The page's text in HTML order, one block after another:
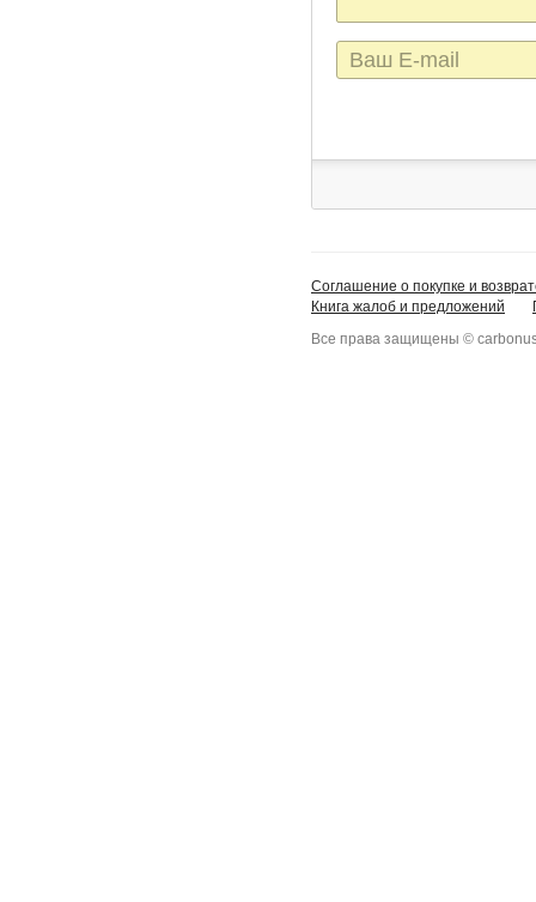
E-
mail
Соглашение о покупке и
Книга жалоб и предложений
Все права защищены ©